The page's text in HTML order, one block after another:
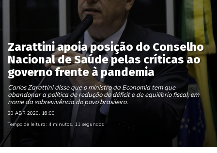
Zarattini apoia posição do Conselho
Nacional de Saúde pelas críticas ao
governo frente à pandemia
Carlos Zarattini disse que o ministro da Economia tem que
abandonar a política de redução do déficit e de equilíbrio fiscal, em
nome da sobrevivência do povo brasileiro.
30 ABR 2020, 16:00
Tempo de leitura: 4 minutos, 11 segundos